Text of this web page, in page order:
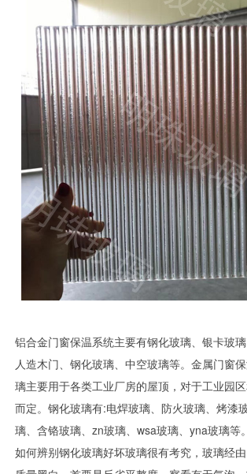
铝合金门窗保温系统主要有钢化玻璃、银卡玻
人造木门、钢化玻璃、中空玻璃等。金属门窗
璃主要用于各类工业厂房的屋顶，对于工业园
而定。钢化玻璃有:电焊玻璃、防火玻璃、烤漆
璃、含铬玻璃、zn玻璃、wsa玻璃、yna玻璃等。
如何辨别钢化玻璃好坏玻璃很有考究，玻璃经